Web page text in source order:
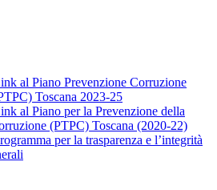
al Piano Prevenzione Corruzione
Toscana 2023-25
al Piano per la Prevenzione della
(PTPC) Toscana (2020-22)
per la trasparenza e l’integrità